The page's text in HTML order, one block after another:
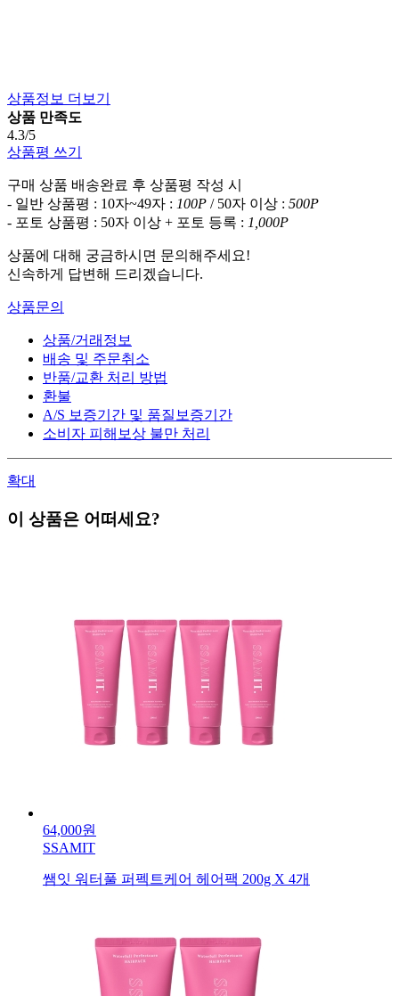
상품정보 더보기
상품 만족도
4.3/5
상품평 쓰기
구매 상품 배송완료 후 상품평 작성 시
- 일반 상품평 : 10자~49자 : 100P / 50자 이상 : 500P
- 포토 상품평 : 50자 이상 + 포토 등록 : 1,000P
상품에 대해 궁금하시면 문의해주세요!
신속하게 답변해 드리겠습니다.
상품문의
상품/거래정보
배송 및 주문취소
반품/교환 처리 방법
환불
A/S 보증기간 및 품질보증기간
소비자 피해보상 불만 처리
확대
이 상품은 어떠세요?
64,000원
SSAMIT
쌤잇 워터풀 퍼펙트케어 헤어팩 200g X 4개